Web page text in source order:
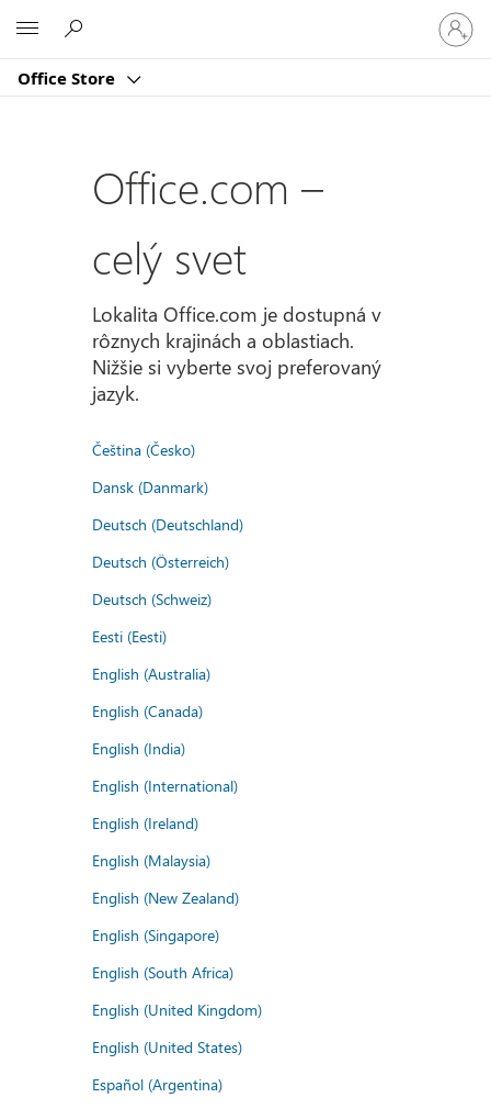
Office Store
sa
k
kontu
Office.com –
celý svet
Lokalita Office.com je dostupná v
rôznych krajinách a oblastiach.
Nižšie si vyberte svoj preferovaný
jazyk.
Čeština (Česko)
Dansk (Danmark)
Deutsch (Deutschland)
Deutsch (Österreich)
Deutsch (Schweiz)
Eesti (Eesti)
English (Australia)
English (Canada)
English (India)
English (International)
English (Ireland)
English (Malaysia)
English (New Zealand)
English (Singapore)
English (South Africa)
English (United Kingdom)
English (United States)
Español (Argentina)